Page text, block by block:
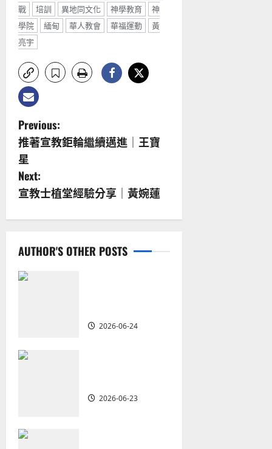
戰
培訓 異地同文化 神學教育
神
學院
緬甸 華人教會 華福運動
黃
亮宇
P
o
s
t
n
a
v
a
o
Previous:
推著宣教鉅輪繼續邁進｜王寶
星
Next:
宣教士植堂經驗分享｜黃婉蓮
AUTHOR'S OTHER POSTS
2026-06-24
2026-06-23